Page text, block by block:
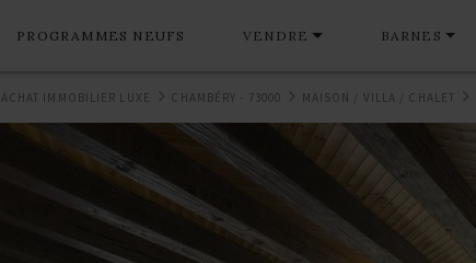
PROGRAMMES NEUFS VENDRE BARNES
ACHAT IMMOBILIER LUXE CHAMBÉRY - 73000 MAISON / VILLA / CHALET